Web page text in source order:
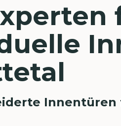
Innentüren